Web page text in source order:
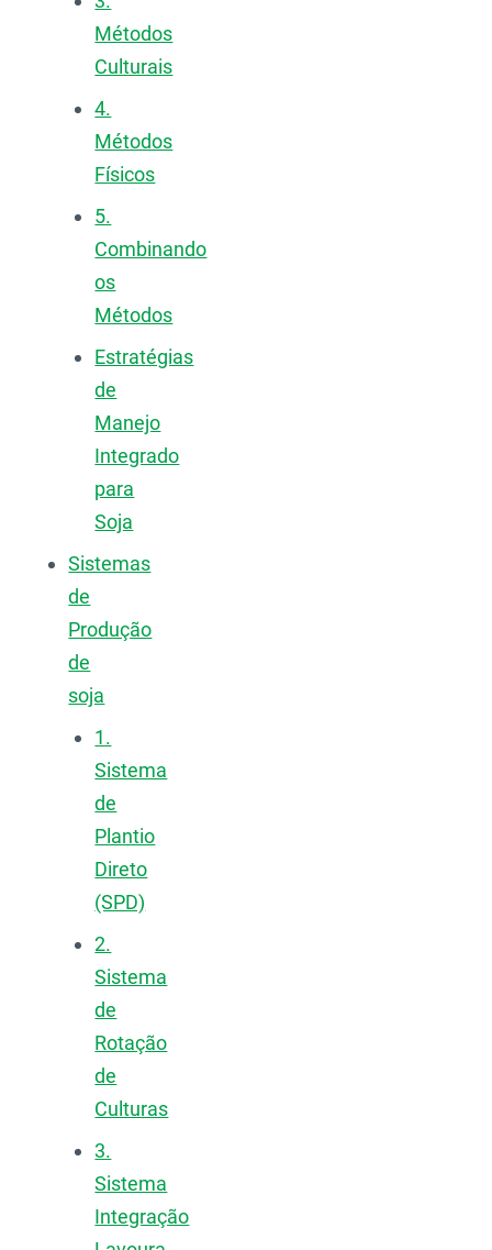
Métodos
Culturais
4.
Métodos
Físicos
5.
Combinando
os
Métodos
Estratégias
de
Manejo
Integrado
para
Soja
Sistemas
de
Produção
de
soja
1.
Sistema
de
Plantio
Direto
(SPD)
2.
Sistema
de
Rotação
de
Culturas
3.
Sistema
Integração